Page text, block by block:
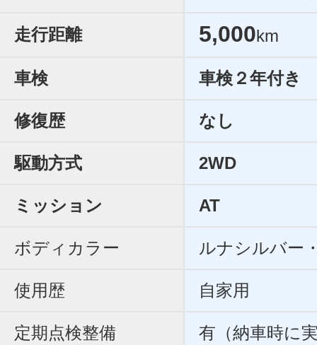
走行距離 5,000km
車検 車検２年付き
修復歴 なし
駆動方式 2WD
ミッション AT
ボディカラー ルナシルバー
使用歴 自家用
定期点検整備 有（納車時に